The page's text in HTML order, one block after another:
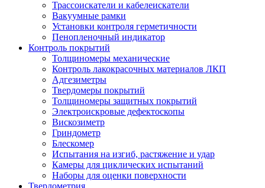
Трассоискатели и кабелеискатели
Вакуумные рамки
Установки контроля герметичности
Пенопленочный индикатор
Контроль покрытий
Толщиномеры механические
Контроль лакокрасочных материалов ЛКП
Адгезиметры
Твердомеры покрытий
Толщиномеры защитных покрытий
Электроискровые дефектоскопы
Вискозиметр
Гриндометр
Блескомер
Испытания на изгиб, растяжение и удар
Камеры для циклических испытаний
Наборы для оценки поверхности
Твердометрия